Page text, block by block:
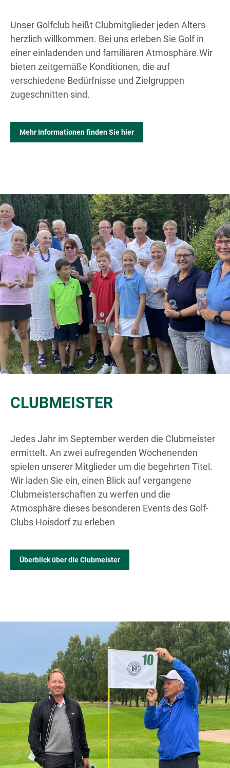
Unser Golfclub heißt Clubmitglieder jeden Alters
herzlich willkommen. Bei uns erleben Sie Golf in
einer einladenden und familiären Atmosphäre.Wir
bieten zeitgemäße Konditionen, die auf
verschiedene Bedürfnisse und Zielgruppen
zugeschnitten sind.
Mehr Informationen finden Sie hier
CLUBMEISTER
Jedes Jahr im September werden die Clubmeister
ermittelt. An zwei aufregenden Wochenenden
spielen unserer Mitglieder um die begehrten Titel.
Wir laden Sie ein, einen Blick auf vergangene
Clubmeisterschaften zu werfen und die
Atmosphäre dieses besonderen Events des Golf-
Clubs Hoisdorf zu erleben
Überblick über die Clubmeister